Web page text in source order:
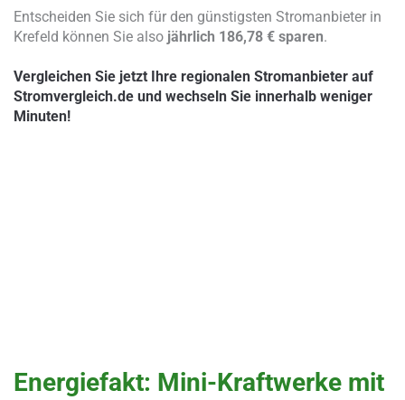
Entscheiden Sie sich für den günstigsten Stromanbieter in
Krefeld können Sie also jährlich 186,78 € sparen.
Vergleichen Sie jetzt Ihre regionalen Stromanbieter auf
Stromvergleich.de und wechseln Sie innerhalb weniger
Minuten!
Energiefakt: Mini-Kraftwerke mit